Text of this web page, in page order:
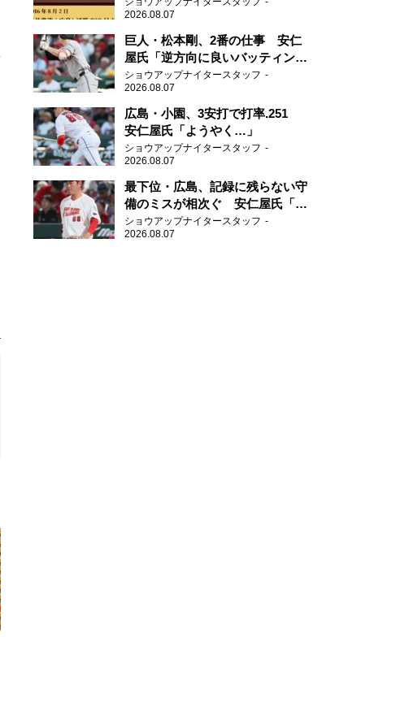
2026.08.07
巨人・松本剛、2番の仕事 安仁
屋氏「逆方向に良いバッティン
グ」
ショウアップナイタースタッフ
2026.08.07
広島・小園、3安打で打率.251
安仁屋氏「ようやく…」
ショウアップナイタースタッフ
2026.08.07
最下位・広島、記録に残らない守
備のミスが相次ぐ 安仁屋氏「最
近守りのミスが多い」
ショウアップナイタースタッフ
2026.08.07